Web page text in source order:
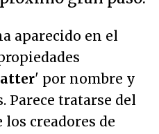
aparecido en el
' por nombre y
Parece tratarse del
creadores de